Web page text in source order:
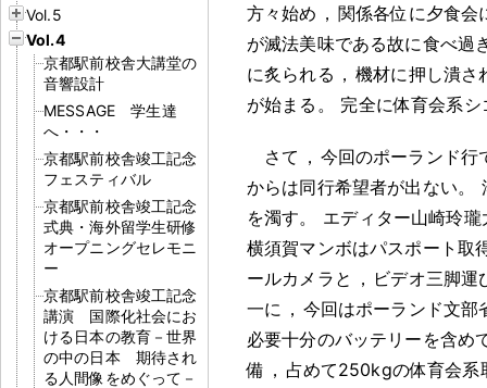
Vol.5
Vol.4
京都駅前校舎大講堂の
音響設計
MESSAGE 学生達
へ・・・
京都駅前校舎竣工記念
フェスティバル
京都駅前校舎竣工記念
式典・海外留学生研修
オープニングセレモニ
ー
京都駅前校舎竣工記念
講演 国際化社会にお
ける日本の教育－世界
の中の日本 期待され
る人間像をめぐって－
方々始め ， 関係各位に夕食会
が滅法美味である故に食べ過
に炙られる ， 機材に押し潰さ
が始まる 。 完全に体育会系
さて ， 今回のポーランド行
からは同行希望者が出ない。
を濁す。
エディター山崎玲瓏
横須賀マンボはパスポート取
ールカメラと ， ビデオ三脚運
一に ， 今回はポーランド文部
必要十分のバッテリーを含め
備 ， 占めて250kgの体育会系